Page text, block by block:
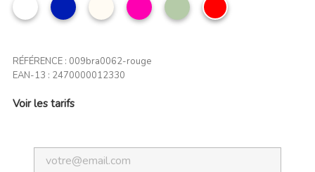
amande
RÉFÉRENCE : 009bra0062-rouge
EAN-13 : 2470000012330
Voir les tarifs